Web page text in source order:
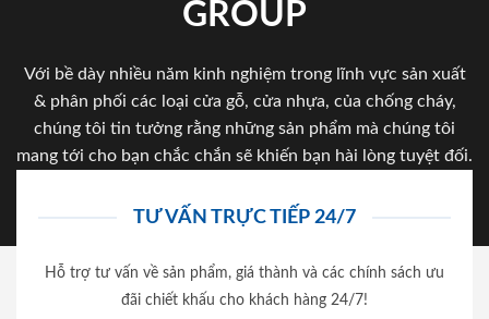
GROUP
Với bề dày nhiều năm kinh nghiệm trong lĩnh vực sản xuất
& phân phối các loại cửa gỗ, cửa nhựa, của chống cháy,
chúng tôi tin tưởng rằng những sản phẩm mà chúng tôi
mang tới cho bạn chắc chắn sẽ khiến bạn hài lòng tuyệt đối.
TƯ VẤN TRỰC TIẾP 24/7
Hỗ trợ tư vấn về sản phẩm, giá thành và các chính sách ưu
đãi chiết khấu cho khách hàng 24/7!